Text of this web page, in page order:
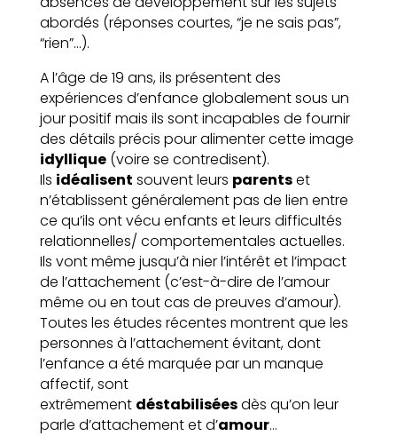
abordés (réponses courtes, “je ne sais pas”,
“rien”…).
A l’âge de 19 ans, ils présentent des
expériences d’enfance globalement sous un
jour positif mais ils sont incapables de fournir
des détails précis pour alimenter cette image
idyllique(voire se contredisent).
Ils idéalisent souvent leurs parentset
n’établissent généralement pas de lien entre
ce qu’ils ont vécu enfants et leurs difficultés
relationnelles/ comportementales actuelles.
Ils vont même jusqu’à nier l’intérêt et l’impact
de l’attachement (c’est-à-dire de l’amour
même ou en tout cas de preuves d’amour).
Toutes les études récentes montrent que les
personnes à l’attachement évitant, dont
l’enfance a été marquée par un manque
affectif, sont
extrêmement déstabiliséesdès qu’on leur
parle d’attachement et d’amour…